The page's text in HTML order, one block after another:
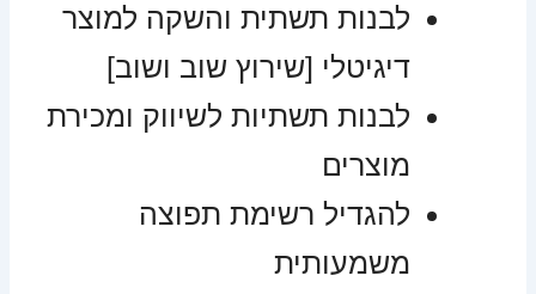
לבנות תשתית והשקה למוצר
דיגיטלי [שירוץ שוב ושוב]
לבנות תשתיות לשיווק ומכירת
מוצרים
להגדיל רשימת תפוצה
משמעותית